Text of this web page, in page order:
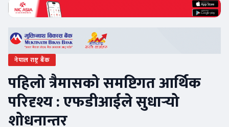
नेपाल राष्ट्र बैंक
पहिलो त्रैमासको समष्टिगत आर्थिक
परिदृश्य : एफडीआईले सुधार्‍यो
शोधनान्तर